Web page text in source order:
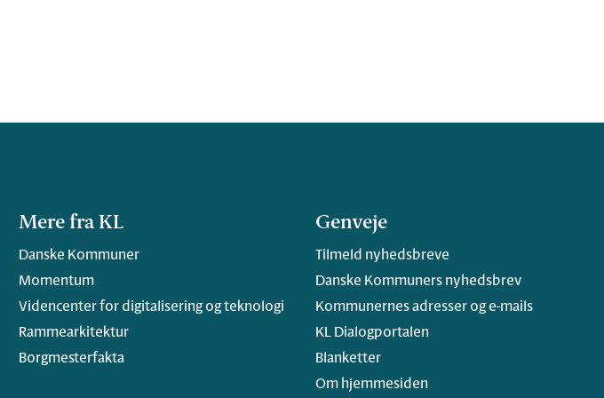
Mere fra KL
Danske Kommuner
Momentum
Videncenter for digitalisering og teknologi
Rammearkitektur
Borgmesterfakta
Genveje
Tilmeld nyhedsbreve
Danske Kommuners nyhedsbrev
Kommunernes adresser og e-mails
KL Dialogportalen
Blanketter
Om hjemmesiden